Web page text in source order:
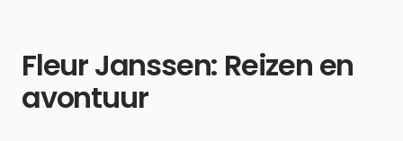
Fleur Janssen: Reizen en
avontuur